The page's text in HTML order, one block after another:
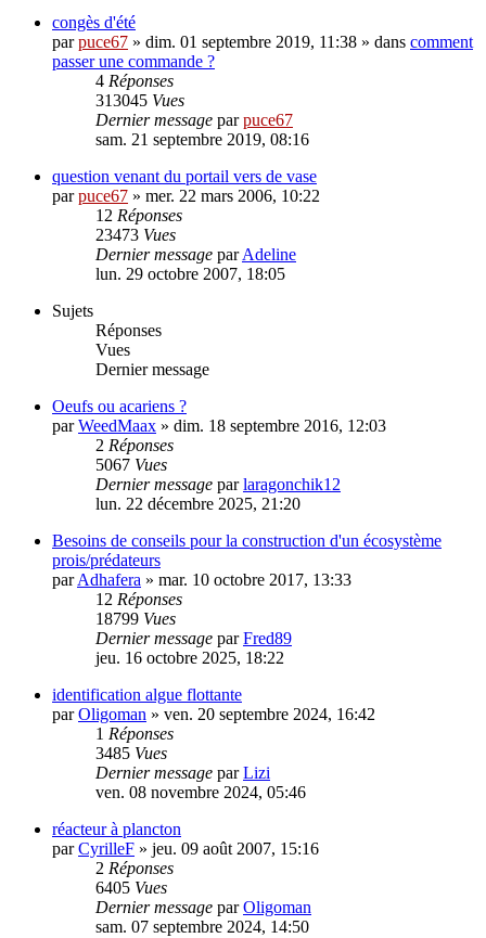
congès d'été
parpuce67 » dim. 01 septembre 2019, 11:38 » dans comment
passer une commande ?
4 Réponses
313045 Vues
Dernier message parpuce67
sam. 21 septembre 2019, 08:16
question venant du portail vers de vase
parpuce67 » mer. 22 mars 2006, 10:22
12 Réponses
23473 Vues
Dernier message parAdeline
lun. 29 octobre 2007, 18:05
Sujets
Réponses
Vues
Dernier message
Oeufs ou acariens ?
parWeedMaax » dim. 18 septembre 2016, 12:03
2 Réponses
5067 Vues
Dernier message parlaragonchik12
lun. 22 décembre 2025, 21:20
Besoins de conseils pour la construction d'un écosystème
prois/prédateurs
parAdhafera » mar. 10 octobre 2017, 13:33
12 Réponses
18799 Vues
Dernier message parFred89
jeu. 16 octobre 2025, 18:22
identification algue flottante
parOligoman » ven. 20 septembre 2024, 16:42
1 Réponses
3485 Vues
Dernier message parLizi
ven. 08 novembre 2024, 05:46
réacteur à plancton
parCyrilleF » jeu. 09 août 2007, 15:16
2 Réponses
6405 Vues
Dernier message parOligoman
sam. 07 septembre 2024, 14:50